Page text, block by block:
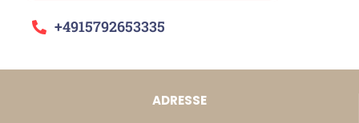
+4915792653335
ADRESSE